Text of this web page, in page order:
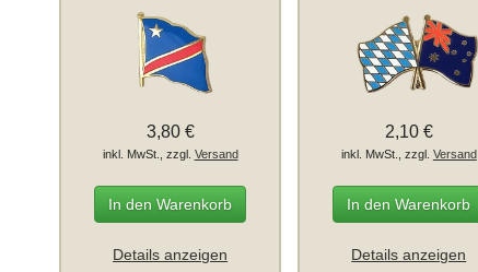
3,80 €
inkl. MwSt., zzgl. Versand
In den Warenkorb
Details anzeigen
2,10 €
inkl. MwSt., zzgl. Versand
In den Warenkorb
Details anzeigen